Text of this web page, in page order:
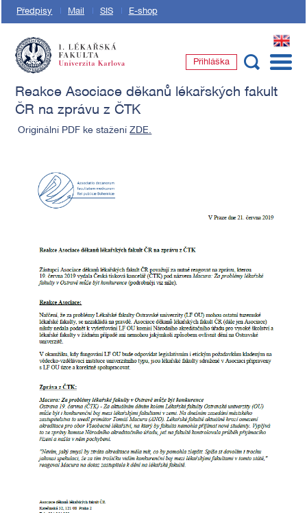
Předpisy Mail SIS E-shop
EN
Přihláška
Reakce Asociace děkanů lékařských fakult
ČR na zprávu z ČTK
Originální PDF ke staženíZDE.